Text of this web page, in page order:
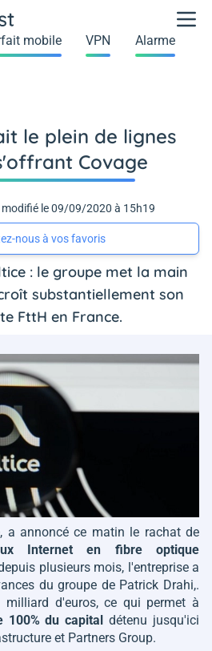
mobile VPN Alarme
le plein de lignes
Covage
modifié le 09/09/2020 à 15h19
nous à vos favoris
: le groupe met la main
substantiellement son
FttH en France.
a annoncé ce matin le rachat de
Internet en fibre optique
plusieurs mois, l'entreprise a
du groupe de Patrick Drahi,.
d'euros, ce qui permet à
100% du capital détenu jusqu'ici
et Partners Group.